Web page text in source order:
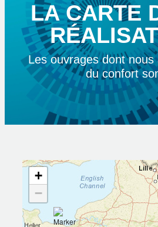
LA CARTE
Les ouvrages dont nous
du confort
+
−